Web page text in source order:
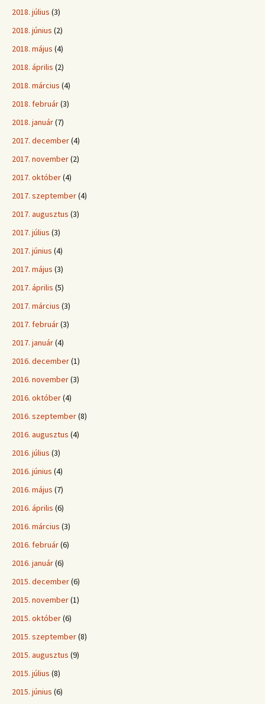
2018. július (3)
2018. június (2)
2018. május (4)
2018. április (2)
2018. március (4)
2018. február(3)
2018. január(7)
2017. december(4)
2017. november(2)
2017. október(4)
2017. szeptember(4)
2017. augusztus (3)
2017. július (3)
2017. június (4)
2017. május (3)
2017. április (5)
2017. március (3)
2017. február(3)
2017. január(4)
2016. december(1)
2016. november(3)
2016. október(4)
2016. szeptember(8)
2016. augusztus (4)
2016. július (3)
2016. június (4)
2016. május (7)
2016. április (6)
2016. március (3)
2016. február(6)
2016. január(6)
2015. december(6)
2015. november(1)
2015. október(6)
2015. szeptember(8)
2015. augusztus (9)
2015. július (8)
2015. június (6)